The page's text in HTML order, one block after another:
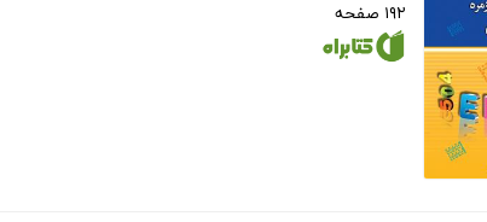
۱۹۲ صفحه